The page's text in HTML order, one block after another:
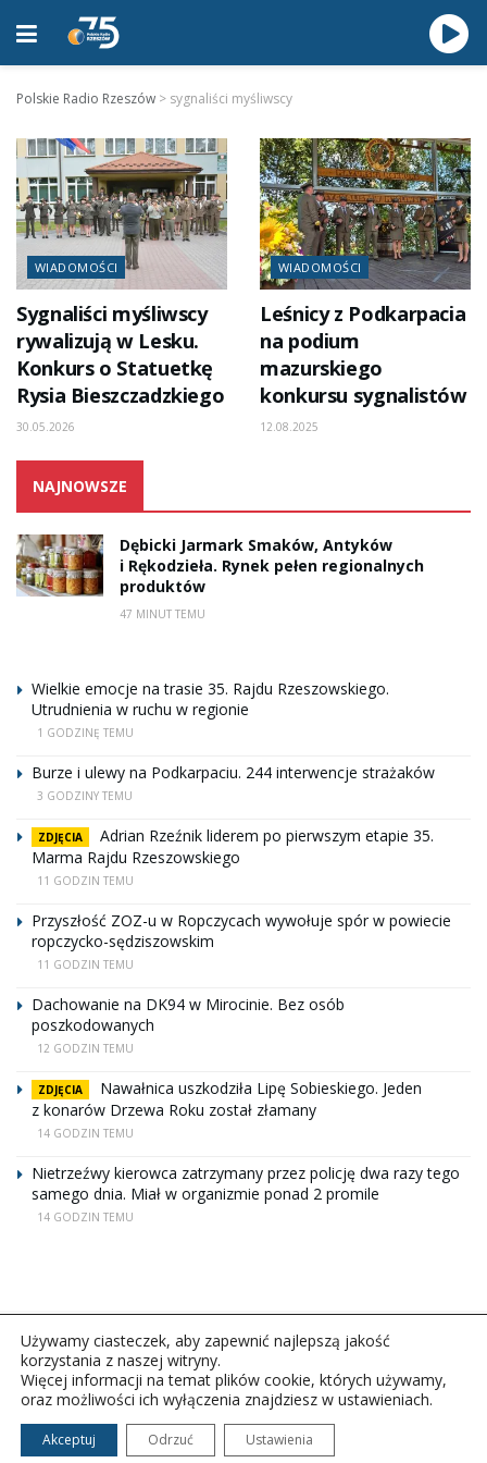
Polskie Radio Rzeszów > sygnaliści myśliwscy
WIADOMOŚCI
Sygnaliści myśliwscy
rywalizują w Lesku.
Konkurs o Statuetkę
Rysia Bieszczadzkiego
30.05.2026
WIADOMOŚCI
Leśnicy z Podkarpacia
na podium
mazurskiego
konkursu sygnalistów
12.08.2025
NAJNOWSZE
Dębicki Jarmark Smaków, Antyków
i Rękodzieła. Rynek pełen regionalnych
produktów
47 MINUT TEMU
Wielkie emocje na trasie 35. Rajdu Rzeszowskiego.
Utrudnienia w ruchu w regionie
1 GODZINĘ TEMU
Burze i ulewy na Podkarpaciu. 244 interwencje strażaków
3 GODZINY TEMU
ZDJĘCIA
Adrian Rzeźnik liderem po pierwszym etapie 35.
Marma Rajdu Rzeszowskiego
11 GODZIN TEMU
Przyszłość ZOZ-u w Ropczycach wywołuje spór w powiecie
ropczycko-sędziszowskim
11 GODZIN TEMU
Dachowanie na DK94 w Mirocinie. Bez osób
poszkodowanych
12 GODZIN TEMU
ZDJĘCIA
Nawałnica uszkodziła Lipę Sobieskiego. Jeden
z konarów Drzewa Roku został złamany
14 GODZIN TEMU
Nietrzeźwy kierowca zatrzymany przez policję dwa razy tego
samego dnia. Miał w organizmie ponad 2 promile
14 GODZIN TEMU
Copyright © 2026Polskie Radio Rzeszów S.A. w likwidacj.
Wszelkie prawa zastrzeżone.
Używamy ciasteczek, aby zapewnić najlepszą jakość
korzystania z naszej witryny.
Więcej informacji na temat plików cookie, których używamy,
oraz możliwości ich wyłączenia znajdziesz w ustawieniach.
Akceptuj Odrzuć Ustawienia